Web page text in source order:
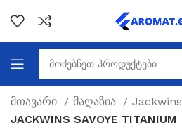
მთავარი მაღაზია
Jackwins
JACKWINS SAVOYE TITANIUM